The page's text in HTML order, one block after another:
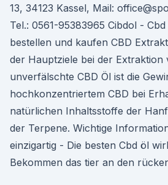
13, 34123 Kassel, Mail:
Tel.: 0561-95383965 Cibdol -
bestellen und kaufen CBD
der Hauptziele bei der Extraktion
unverfälschte CBD Öl ist die
hochkonzentriertem CBD bei
natürlichen Inhaltsstoffe der
der Terpene. Wichtige
einzigartig - Die besten Cbd öl
Bekommen das tier an den